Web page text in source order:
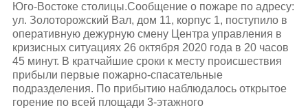
Юго-Востоке столицы.Сообщение о пожаре по адресу:
ул. Золоторожский Вал, дом 11, корпус 1, поступило в
оперативную дежурную смену Центра управления в
кризисных ситуациях 26 октября 2020 года в 20 часов
45 минут. В кратчайшие сроки к месту происшествия
прибыли первые пожарно-спасательные
подразделения. По прибытию наблюдалось открытое
горение по всей площади 3-этажного